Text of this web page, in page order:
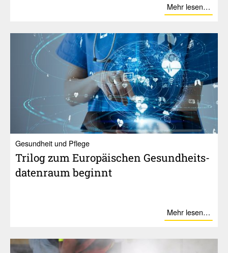
Mehr lesen…
Gesundheit und Pflege
Trilog zum Euro­päi­schen Gesund­heits­
da­ten­raum beginnt
Mehr lesen…